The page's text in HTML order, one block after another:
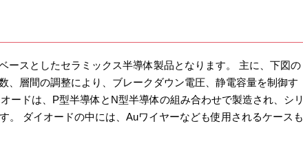
ースとしたセラミックス半導体製品となります。 主に、下図の
、層間の調整により、ブレークダウン電圧、静電容量を制御す
ードは、P型半導体とN型半導体の組み合わせで製造され、シリ
。 ダイオードの中には、Auワイヤーなども使用されるケースも